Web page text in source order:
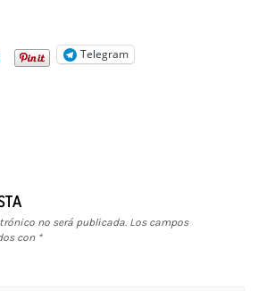
Telegram
no será publicada. Los campos
con *